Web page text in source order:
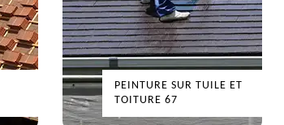
PEINTURE SUR TUILE ET
TOITURE 67